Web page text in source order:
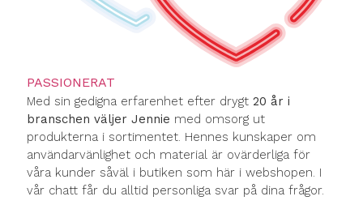
PASSIONERAT
Med sin gedigna erfarenhet efter drygt 20 år i
branschen väljer Jennie med omsorg ut
produkterna i sortimentet. Hennes kunskaper om
användarvänlighet och material är ovärderliga för
våra kunder såväl i butiken som här i webshopen. I
vår chatt får du alltid personliga svar på dina frågor.